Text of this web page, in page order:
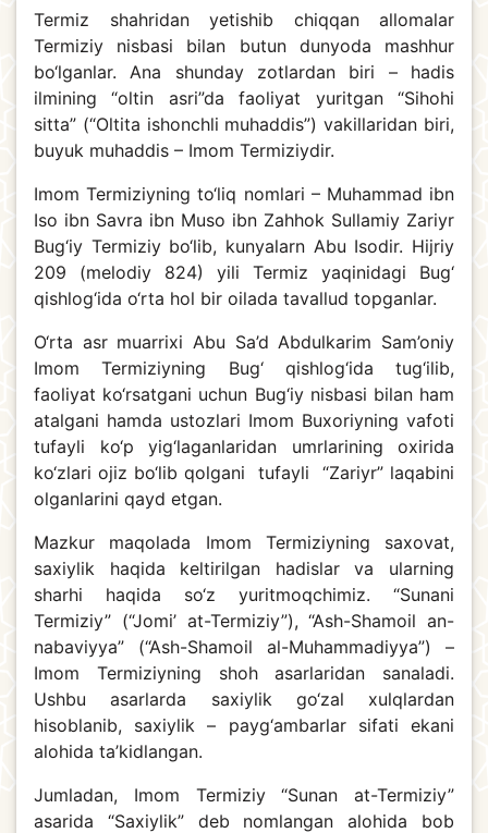
Termiz shahridan yetishib chiqqan allomalar
Termiziy nisbasi bilan butun dunyoda mashhur
bo‘lganlar. Ana shunday zotlardan biri – hadis
ilmining “oltin asri”da faoliyat yuritgan “Sihohi
sitta” (“Oltita ishonchli muhaddis”) vakillaridan biri,
buyuk muhaddis – Imom Termiziydir.
Imom Termiziyning to‘liq nomlari – Muhammad ibn
Iso ibn Savra ibn Muso ibn Zahhok Sullamiy Zariyr
Bug‘iy Termiziy bo‘lib, kunyalarn Abu Isodir. Hijriy
209 (melodiy 824) yili Termiz yaqinidagi Bug‘
qishlog‘ida o‘rta hol bir oilada tavallud topganlar.
O‘rta asr muarrixi Abu Sa’d Abdulkarim Sam’oniy
Imom Termiziyning Bug‘ qishlog‘ida tug‘ilib,
faoliyat ko‘rsatgani uchun Bug‘iy nisbasi bilan ham
atalgani hamda ustozlari Imom Buxoriyning vafoti
tufayli ko‘p yig‘laganlaridan umrlarining oxirida
ko‘zlari ojiz bo‘lib qolgani tufayli “Zariyr” laqabini
olganlarini qayd etgan.
Mazkur maqolada Imom Termiziyning saxovat,
saxiylik haqida keltirilgan hadislar va ularning
sharhi haqida so‘z yuritmoqchimiz. “Sunani
Termiziy” (“Jomi’ at-Termiziy”), “Ash-Shamoil an-
nabaviyya” (“Ash-Shamoil al-Muhammadiyya”) –
Imom Termiziyning shoh asarlaridan sanaladi.
Ushbu asarlarda saxiylik go‘zal xulqlardan
hisoblanib, saxiylik – payg‘ambarlar sifati ekani
alohida ta’kidlangan.
Jumladan, Imom Termiziy “Sunan at-Termiziy”
asarida “Saxiylik” deb nomlangan alohida bob